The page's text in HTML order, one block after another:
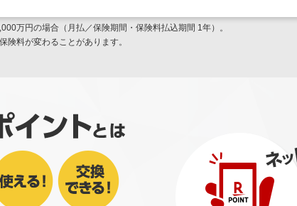
万円の場合（月払／保険期間・保険料払込期間 1年）。
料が変わることがあります。